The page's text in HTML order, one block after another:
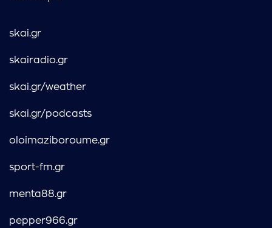
skai.gr
skairadio.gr
skai.gr/weather
skai.gr/podcasts
oloimaziboroume.gr
sport-fm.gr
menta88.gr
pepper966.gr